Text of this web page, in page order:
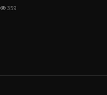
359